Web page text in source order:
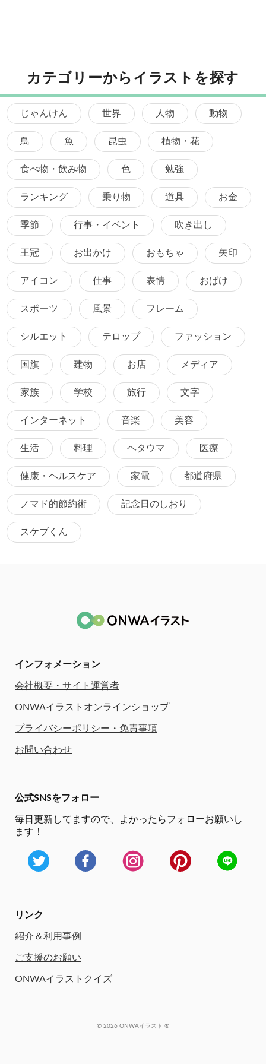
カテゴリーからイラストを探す
じゃんけん 世界 人物 動物
鳥 魚 昆虫 植物・花
食べ物・飲み物 色 勉強
ランキング 乗り物 道具 お金
季節 行事・イベント 吹き出し
王冠 お出かけ おもちゃ 矢印
アイコン 仕事 表情 おばけ
スポーツ 風景 フレーム
シルエット テロップ ファッション
国旗 建物 お店 メディア
家族 学校 旅行 文字
インターネット 音楽 美容
生活 料理 ヘタウマ 医療
健康・ヘルスケア 家電 都道府県
ノマド的節約術 記念日のしおり
スケブくん
インフォメーション
会社概要・サイト運営者
ONWAイラストオンラインショップ
プライバシーポリシー・免責事項
お問い合わせ
公式SNSをフォロー
毎日更新してますので、
よかったらフォローお願いし
ます！
リンク
紹介＆利用事例
ご支援のお願い
ONWAイラストクイズ
© 2026 ONWAイラスト ®